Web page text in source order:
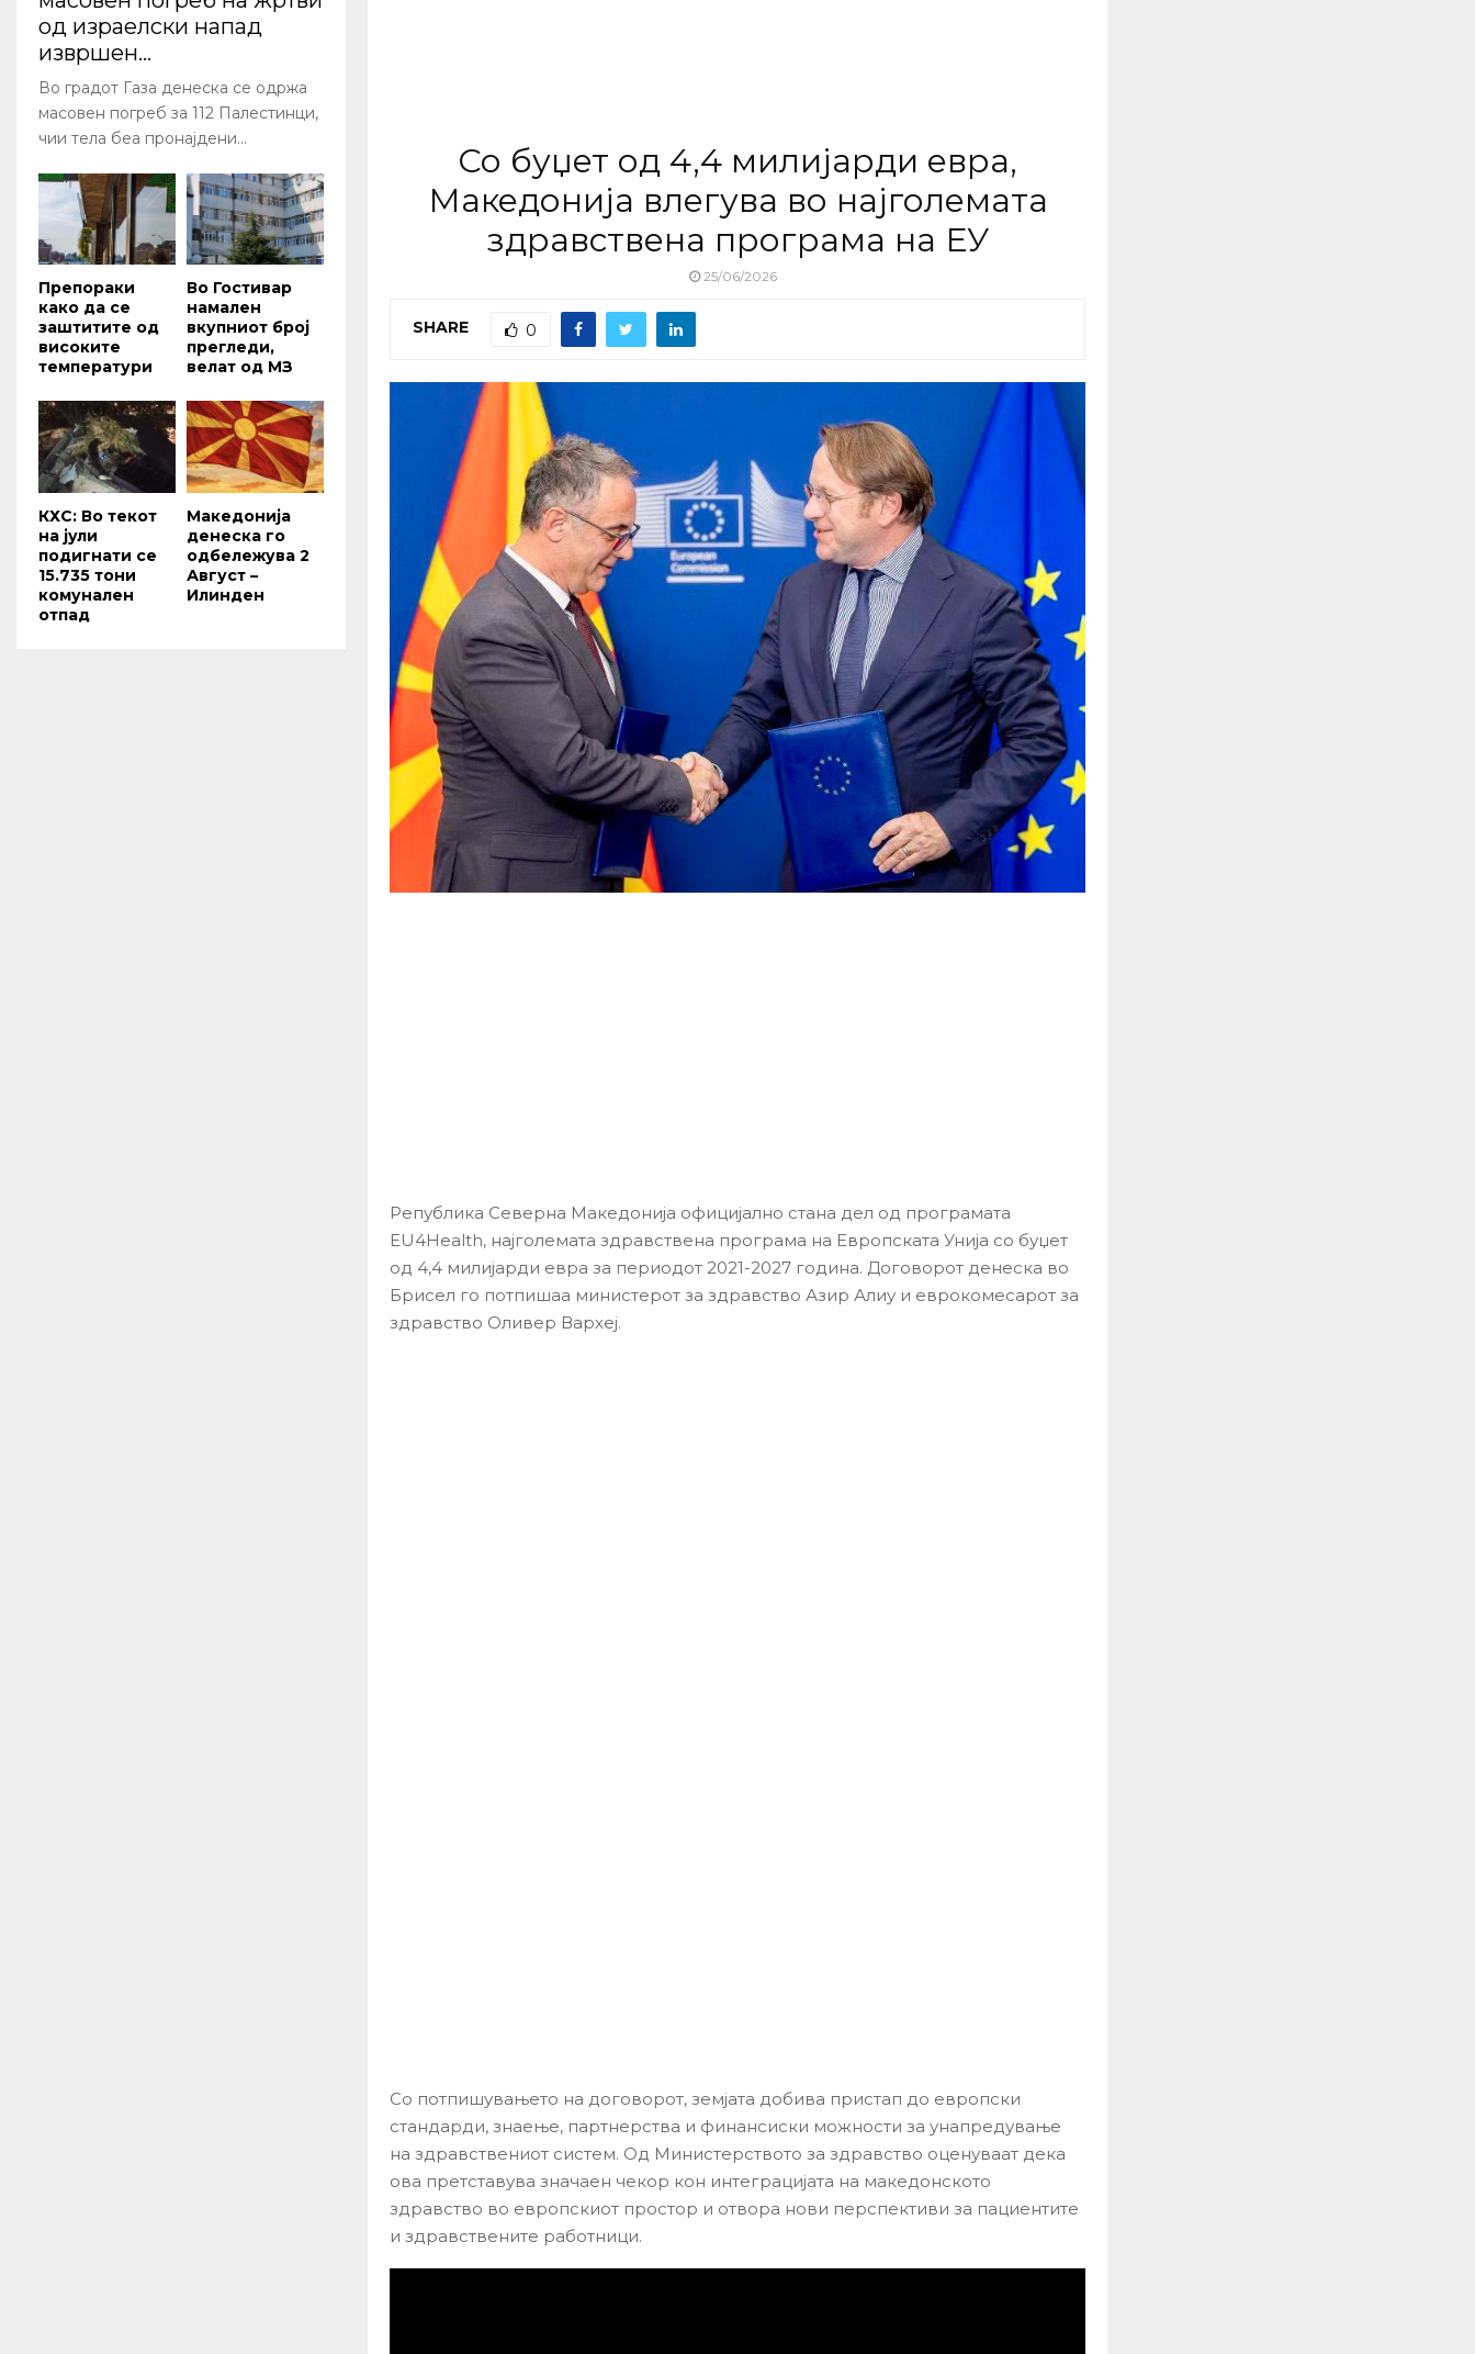
Со буџет од 4,4 милијарди евра,
Македонија влегува во најголемата
здравствена програма на ЕУ
25/06/2026
SHARE 0
Република Северна Македонија официјално стана дел од програмата
EU4Health, најголемата здравствена програма на Европската Унија со буџет
од 4,4 милијарди евра за периодот 2021-2027 година. Договорот денеска во
Брисел го потпишаа министерот за здравство Азир Алиу и еврокомесарот за
здравство Оливер Вархеј.
Со потпишувањето на договорот, земјата добива пристап до европски
стандарди, знаење, партнерства и финансиски можности за унапредување
на здравствениот систем. Од Министерството за здравство оценуваат дека
ова претставува значаен чекор кон интеграцијата на македонското
здравство во европскиот простор и отвора нови перспективи за пациентите
и здравствените работници.
од израелски напад
извршен...
Во градот Газа денеска се одржа
масовен погреб за 112 Палестинци,
чии тела беа пронајдени...
Препораки
како да се
заштитите од
високите
температури
Во Гостивар
намален
вкупниот број
прегледи,
велат од МЗ
КХС: Во текот
на јули
подигнати се
15.735 тони
комунален
отпад
Македонија
денеска го
одбележува 2
Август –
Илинден